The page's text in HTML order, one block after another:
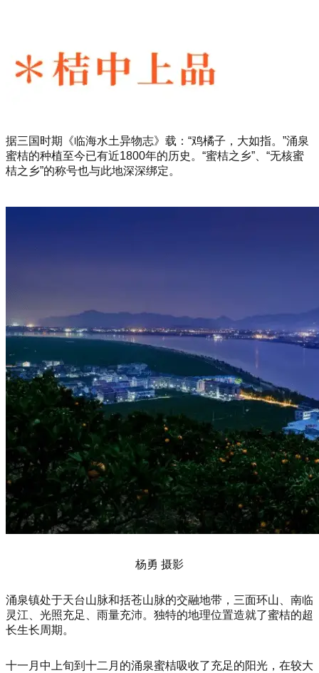
据三国时期《临海水土异物志》载：“鸡橘子，大如指。”涌泉
蜜桔的种植至今已有近1800年的历史。“蜜桔之乡”、“无核蜜
桔之乡”的称号也与此地深深绑定。
杨勇 摄影
涌泉镇处于天台山脉和括苍山脉的交融地带，三面环山、南临
灵江、光照充足、雨量充沛。独特的地理位置造就了蜜桔的超
长生长周期。
十一月中上旬到十二月的涌泉蜜桔吸收了充足的阳光，在较大